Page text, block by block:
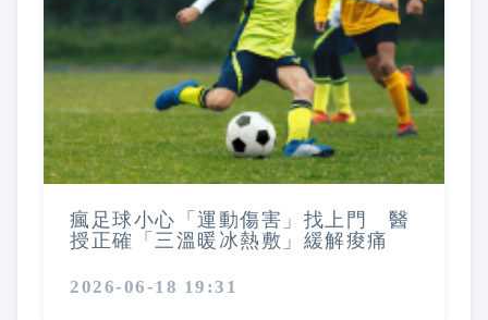
瘋足球小心「運動傷害」找上門 醫
授正確「三溫暖冰熱敷」緩解痠痛
2026-06-18 19:31